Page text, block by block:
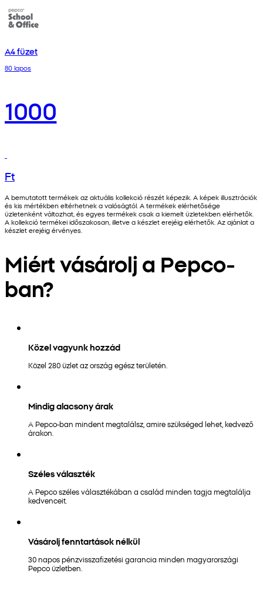
A4 füzet
80 lapos
1000
Ft
A bemutatott termékek az aktuális kollekció részét képezik. A képek illusztrációk
és kis mértékben eltérhetnek a valóságtól. A termékek elérhetősége
üzletenként változhat, és egyes termékek csak a kiemelt üzletekben elérhetők.
A kollekció termékei időszakosan, illetve a készlet erejéig elérhetők. Az ajánlat a
készlet erejéig érvényes.
Miért vásárolj a Pepco-
ban?
Közel vagyunk hozzád
Közel 280 üzlet az ország egész területén.
Mindig alacsony árak
A Pepco-ban mindent megtalálsz, amire szükséged lehet, kedvező
árakon.
Széles választék
A Pepco széles választékában a család minden tagja megtalálja
kedvenceit.
Vásárolj fenntartások nélkül
30 napos pénzvisszafizetési garancia minden magyarországi
Pepco üzletben.